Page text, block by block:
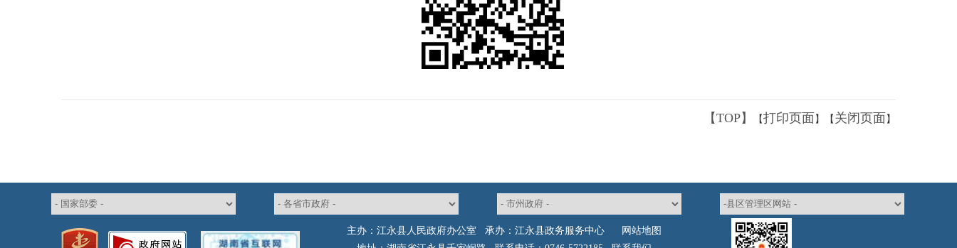
【TOP】 【打印页面 】【 关闭页面 】
主办：江永县人民政府办公室 承办：江永县政务服务中心
网站地图